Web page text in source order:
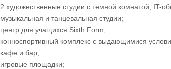
2 художественные студии с темной комнатой, IT-
музыкальная и танцевальная студии;
центр для учащихся Sixth Form;
конноспортивный комплекс с выдающимися
кафе и бар;
игровые площадки;